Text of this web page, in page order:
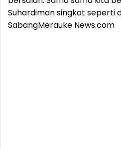
Suhardiman singkat seperti
SabangMerauke News.com